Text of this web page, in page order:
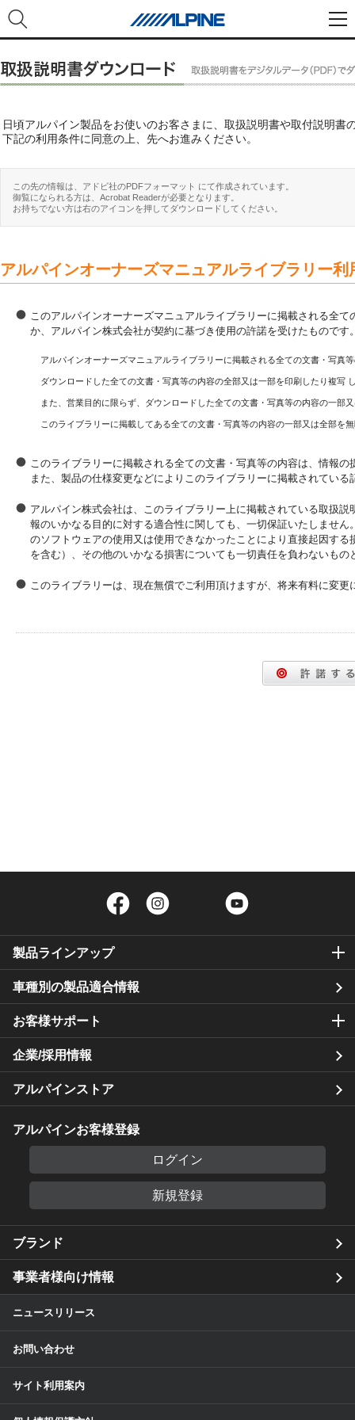
日頃アルパイン製品をお使いのお客さまに、取扱説明書や取付説明書
下記の利用条件に同意の上、先へお進みください。
この先の情報は、アドビ社のPDFフォーマット にて作成されています。
御覧になられる方は、Acrobat Readerが必要となります。
お持ちでない方は右のアイコンを押してダウンロードしてください。
アルパインオーナーズマニュアルライブラリー利
このアルパインオーナーズマニュアルライブラリーに掲載される全
か、アルパイン株式会社が契約に基づき使用の許諾を受けたもので
アルパインオーナーズマニュアルライブラリーに掲載される全ての文書・写真
ダウンロードした全ての文書・写真等の内容の全部又は一部を印刷したり複写
また、営業目的に限らず、ダウンロードした全ての文書・写真等の内容の一
このライブラリーに掲載してある全ての文書・写真等の内容の一部又は全部を
このライブラリーに掲載される全ての文書・写真等の内容は、情報
また、製品の仕様変更などによりこのライブラリーに掲載されてい
アルパイン株式会社は、このライブラリー上に掲載されている取扱
報のいかなる目的に対する適合性に関しても、一切保証いたしませ
のソフトウェアの使用又は使用できなかったことにより直接起因す
を含む）、その他のいかなる損害についても一切責任を負わないもの
このライブラリーは、現在無償でご利用頂けますが、将来有料に変
Facebook Twitter
製品ラインアップ
車種別の製品適合情報
お客様サポート
企業/採用情報
アルパインストア
アルパインお客様登録
ログイン
新規登録
ブランド
事業者様向け情報
ニュースリリース
お問い合わせ
サイト利用案内